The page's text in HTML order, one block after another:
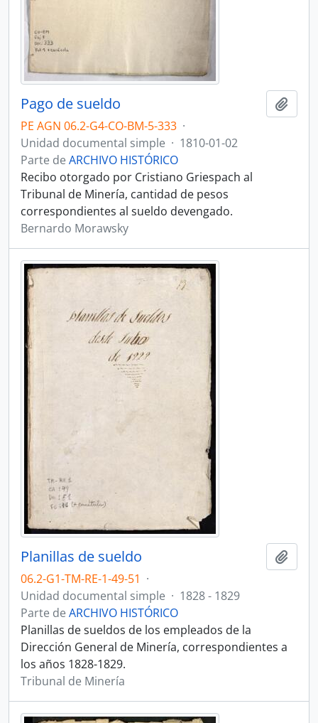
Pago de sueldo
PE AGN 06.2-G4-CO-BM-5-333 ·
Unidad documental simple · 1810-01-02
Parte de ARCHIVO HISTÓRICO
Recibo otorgado por Cristiano Griespach al
Tribunal de Minería, cantidad de pesos
correspondientes al sueldo devengado.
Bernardo Morawsky
Planillas de sueldo
06.2-G1-TM-RE-1-49-51 ·
Unidad documental simple · 1828 - 1829
Parte de ARCHIVO HISTÓRICO
Planillas de sueldos de los empleados de la
Dirección General de Minería, correspondientes a
los años 1828-1829.
Tribunal de Minería